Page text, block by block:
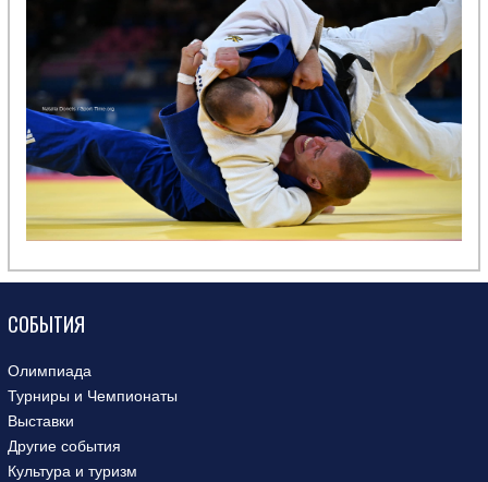
СОБЫТИЯ
Олимпиада
Турниры и Чемпионаты
Выставки
Другие события
Культура и туризм